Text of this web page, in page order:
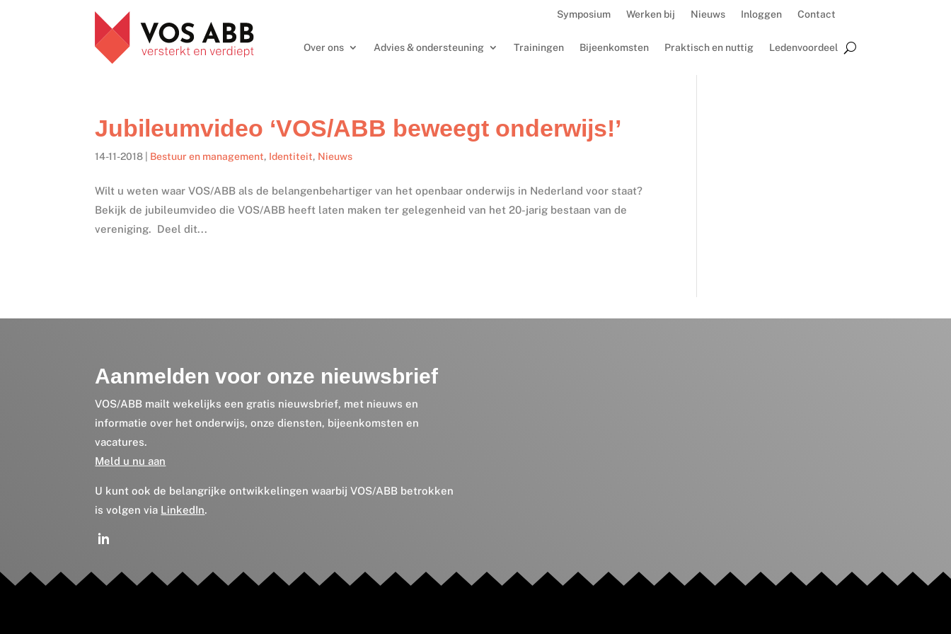
Symposium Werken bij Nieuws Inloggen Contact
Over ons Advies & ondersteuning Trainingen Bijeenkomsten Praktisch en nuttig Ledenvoordeel
Jubileumvideo ‘VOS/ABB beweegt onderwijs!’
14-11-2018 Bestuur en management, Identiteit, Nieuws
Wilt u weten waar VOS/ABB als de belangenbehartiger van het openbaar onderwijs in Nederland voor staat?
Bekijk de jubileumvideo die VOS/ABB heeft laten maken ter gelegenheid van het 20-jarig bestaan van de
vereniging. Deel dit...
Aanmelden voor onze nieuwsbrief
VOS/ABB mailt wekelijks een gratis nieuwsbrief, met nieuws en
informatie over het onderwijs, onze diensten, bijeenkomsten en
vacatures.
Meld u nu aan
U kunt ook de belangrijke ontwikkelingen waarbij VOS/ABB betrokken
is volgen via LinkedIn.